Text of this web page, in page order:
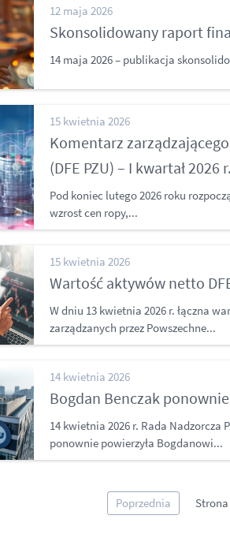
12 maja 2026
Skonsolidowany raport
14 maja 2026 – publikacja
15 kwietnia 2026
Komentarz
(DFE PZU) – I kwartał 2026 r.
Pod koniec lutego 2026 roku
wzrost cen ropy,...
15 kwietnia 2026
Wartość aktywów netto
W dniu 13 kwietnia 2026 r. łączna
zarządzanych przez Powszechne...
14 kwietnia 2026
Bogdan Benczak
14 kwietnia 2026 r. Rada
ponownie powierzyła Bogdanowi...
Strona
Poprzednia